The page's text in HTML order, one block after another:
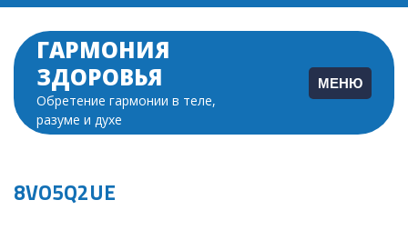
Перейти
содержимому
ГАРМОНИЯ
ЗДОРОВЬЯ
Обретение гармонии в теле,
разуме и духе
МЕНЮ
8VO5Q2UE